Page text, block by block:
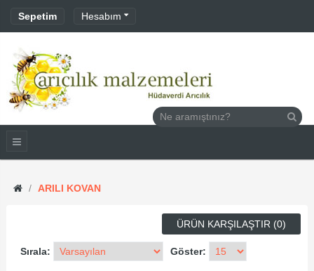
Sepetim Hesabım
ARILI KOVAN
ÜRÜN KARŞILAŞTIR (0)
Sırala: Göster: